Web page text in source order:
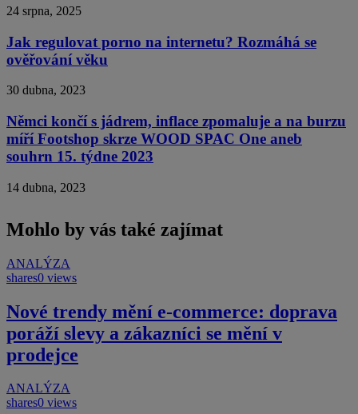
24 srpna, 2025
Jak regulovat porno na internetu? Rozmáhá se
ověřování věku
30 dubna, 2023
Němci končí s jádrem, inflace zpomaluje a na burzu
míří Footshop skrze WOOD SPAC One aneb
souhrn 15. týdne 2023
14 dubna, 2023
Mohlo by vás také zajímat
ANALÝZA
shares0 views
Nové trendy mění e-commerce: doprava
poráží slevy a zákazníci se mění v
prodejce
ANALÝZA
shares0 views